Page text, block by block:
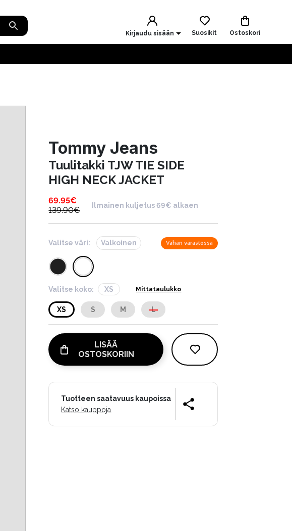
Kirjaudu sisään Suosikit Ostoskori
Tommy Jeans
Tuulitakki TJW TIE SIDE
HIGH NECK JACKET
69.95€
139.90€
Ilmainen kuljetus 69€ alkaen
Valitse väri: Valkoinen Vähän varastossa
Valitse koko: XS Mittataulukko
XS S M L
LISÄÄ
OSTOSKORIIN
Tuotteen saatavuus kaupoissa
Katso kauppoja